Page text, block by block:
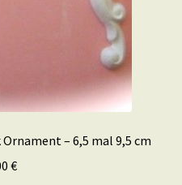
Ornament – 6,5 mal 9,5 cm
€